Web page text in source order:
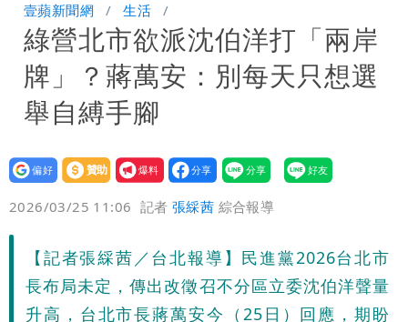
很多謹慎判斷當時未被理解
陳時中給沈伯洋「3個建議」：別因選市
長變猙獰，否則就跟對手一樣
壹蘋新聞網 生活
綠營北市欲派沈伯洋打「兩岸
牌」？蔣萬安：別每天只想選
舉自縛手腳
設為
贊助
我要
爆料
2026/03/25 11:06 記者張綵茜 綜合報導
【記者張綵茜／台北報導】民進黨2026台北市
長布局未定，傳出改徵召不分區立委沈伯洋聲量
升高，台北市長蔣萬安今（25日）回應，期盼